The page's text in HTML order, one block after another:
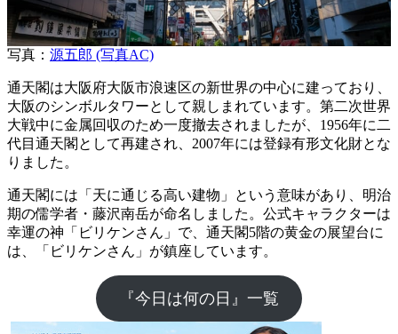
写真： 源五郎 (写真AC)
通天閣は大阪府大阪市浪速区の新世界の中心に建っており、
大阪のシンボルタワーとして親しまれています。第二次世界
大戦中に金属回収のため一度撤去されましたが、1956年に二
代目通天閣として再建され、2007年には登録有形文化財とな
りました。
通天閣には「天に通じる高い建物」という意味があり、明治
期の儒学者・藤沢南岳が命名しました。公式キャラクターは
幸運の神「ビリケンさん」で、通天閣5階の黄金の展望台に
は、「ビリケンさん」が鎮座しています。
『今日は何の日』一覧